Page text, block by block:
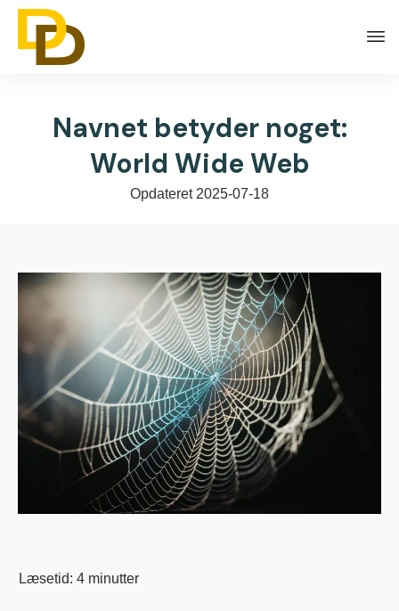
Navnet betyder noget:
World Wide Web
Opdateret 2025-07-18
Læsetid: 4 minutter